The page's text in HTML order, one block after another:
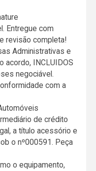
Entregue com
revisão completa!
Administrativas e
acordo, INCLUIDOS
negociável.
com a
de crédito
a título acessório e
o nº000591. Peça
o equipamento,